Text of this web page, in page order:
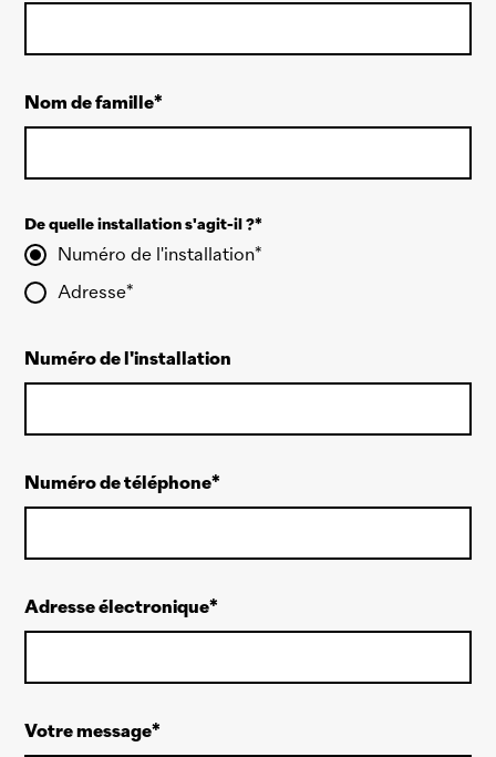
Nom de famille
De quelle installation s'agit-il ?
Numéro de l'installation
Adresse
Numéro de l'installation
Numéro de téléphone
Adresse électronique
Votre message